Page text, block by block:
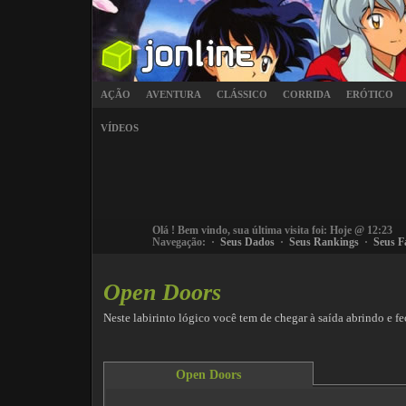
AÇÃO AVENTURA CLÁSSICO CORRIDA ERÓTICO
VÍDEOS
Olá ! Bem vindo, sua última visita foi: Hoje @ 12:23
Navegação: · Seus Dados · Seus Rankings · Seus
Open Doors
Neste labirinto lógico você tem de chegar à saída abrindo e
Open Doors